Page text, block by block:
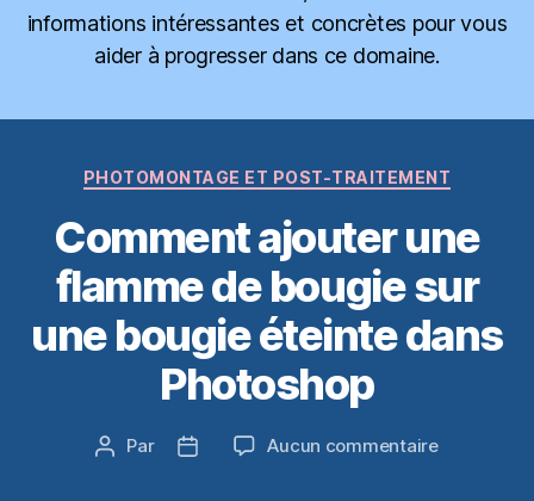
informations intéressantes et concrètes pour vous
aider à progresser dans ce domaine.
Catégories
PHOTOMONTAGE ET POST-TRAITEMENT
Comment ajouter une
flamme de bougie sur
une bougie éteinte dans
Photoshop
Auteur
Par
Date
Aucun commentairesur